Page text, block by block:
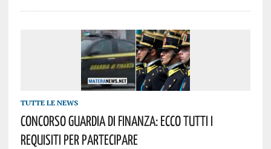
TUTTE LE NEWS
Concorso Guardia Di Finanza: Ecco Tutti I
Requisiti Per Partecipare